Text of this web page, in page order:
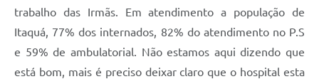
trabalho das Irmãs. Em atendimento a população de
Itaquá, 77% dos internados, 82% do atendimento no P.S
e 59% de ambulatorial. Não estamos aqui dizendo que
está bom, mais é preciso deixar claro que o hospital esta